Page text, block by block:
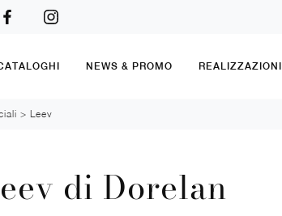
NEWS & PROMO REALIZZAZIONI
> Leev
di Dorelan